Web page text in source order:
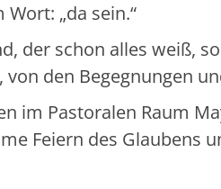
„da sein.“
der schon alles weiß,
den Begegnungen
im Pastoralen Raum
Feiern des Glaubens